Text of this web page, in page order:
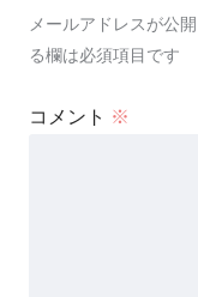
メールアドレスが公
る欄は必須項目です
コメント ※